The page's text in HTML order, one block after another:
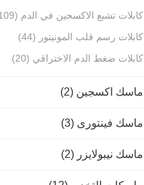
كابلات تشبع الاكسجين في الدم (109)
كابلات رسم قلب المونيتور (44)
كابلات ضغط الدم الاختراقي (20)
ماسك اكسجين (2)
ماسك فينتورى (3)
ماسك نيبولايزر (2)